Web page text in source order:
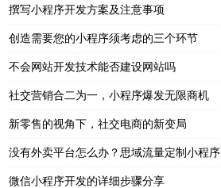
撰写小程序开发方案及注意事项
创造需要您的小程序须考虑的三个环节
不会网站开发技术能否建设网站吗
社交营销合二为一，小程序爆发无限商机
新零售的视角下，社交电商的新变局
没有外卖平台怎么办？思域流量定制小程序
微信小程序开发的详细步骤分享